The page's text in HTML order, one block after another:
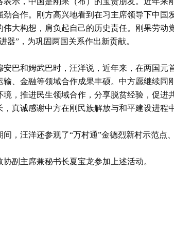
劲合作。刚方高兴地看到在习主席领导下中
伟大构想，肩负起自己的历史责任。刚果劳动
器”，为巩固两国关系作出新贡献。
安巴和姆武巴时，汪洋说，近年来，在两国
输、金融等领域合作成果丰硕。中方愿继续
境，推进民生领域合作，分享脱贫经验，促
，真诚感谢中方在刚民族解放与和平建设进程
间，汪洋还参观了“万村通”金德烈新村示范点
协副主席兼秘书长夏宝龙参加上述活动。